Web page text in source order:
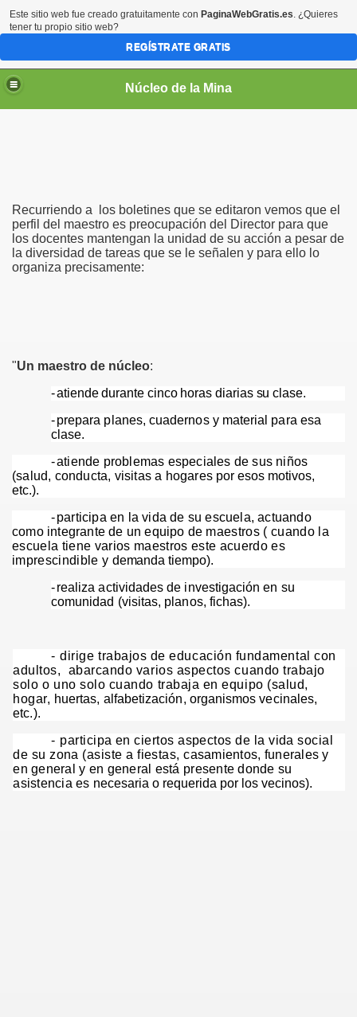
Núcleo de la Mina
Recurriendo a los boletines que se editaron vemos que el
perfil del maestro es preocupación del Director para que
los docentes mantengan la unidad de su acción a pesar de
la diversidad de tareas que se le señalen y para ello lo
organiza precisamente:
"Un maestro de núcleo:
-atiende durante cinco horas diarias su clase.
-prepara planes, cuadernos y material para esa
clase.
-atiende problemas especiales de sus niños
(salud, conducta, visitas a hogares por esos motivos,
etc.).
-participa en la vida de su escuela, actuando
como integrante de un equipo de maestros ( cuando la
escuela tiene varios maestros este acuerdo es
imprescindible y demanda tiempo).
-realiza actividades de investigación en su
comunidad (visitas, planos, fichas).
- dirige trabajos de educación fundamental con
adultos,
abarcando varios aspectos cuando trabajo
solo o uno solo cuando trabaja en equipo (salud,
hogar, huertas, alfabetización, organismos vecinales,
etc.).
- participa en ciertos aspectos de la vida social
de su zona (asiste a fiestas,casamientos, funerales y
en general y en general está presente donde su
asistencia es necesaria o requerida por los vecinos).
Este sitio web fue creado gratuitamente con PaginaWebGratis.es. ¿Quieres
tener tu propio sitio web?
REGÍSTRATE GRATIS